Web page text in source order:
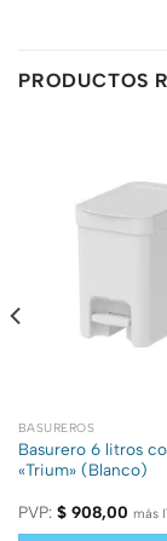
PRODUCTOS
BASUREROS
Basurero 6 litros
«Trium» (Blanco)
PVP: $908,00 más